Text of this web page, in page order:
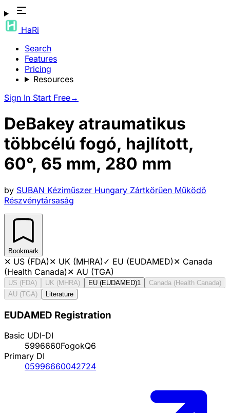
HaRi
Search
Features
Pricing
Resources
Sign In Start Free→
DeBakey atraumatikus
többcélú fogó, hajlított,
60°, 65 mm, 280 mm
by SUBAN Kéziműszer Hungary Zártkörűen Működő
Részvénytársaság
Bookmark
✕ US (FDA)✕ UK (MHRA)✓ EU (EUDAMED)✕ Canada
(Health Canada)✕ AU (TGA)
US (FDA) UK (MHRA) EU (EUDAMED)1
Canada (Health Canada)
AU (TGA)
Literature
EUDAMED Registration
Basic UDI-DI
5996660FogokQ6
Primary DI
05996660042724